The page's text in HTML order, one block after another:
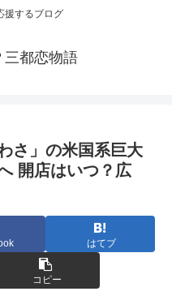
援するブログ
三都恋物語
さ」の米国系巨大
開店はいつ？広
はてブ
コピー